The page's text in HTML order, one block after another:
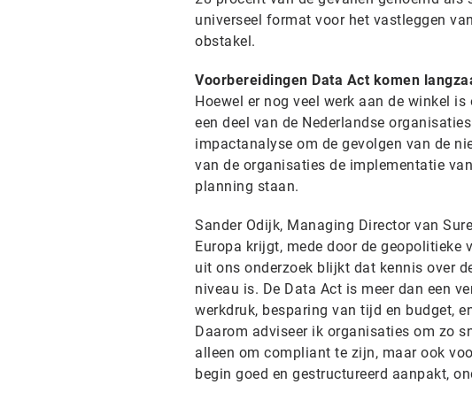
universeel format voor het vastleggen
obstakel.
Voorbereidingen Data Act komen
Hoewel er nog veel werk aan de winkel
een deel van de Nederlandse
impactanalyse om de gevolgen van de
van de organisaties de implementatie
planning staan.
Sander Odijk, Managing Director van
Europa krijgt, mede door de geopolitieke
uit ons onderzoek blijkt dat kennis over
niveau is. De Data Act is meer dan een
werkdruk, besparing van tijd en budget,
Daarom adviseer ik organisaties om zo
alleen om compliant te zijn, maar ook
begin goed en gestructureerd aanpakt,